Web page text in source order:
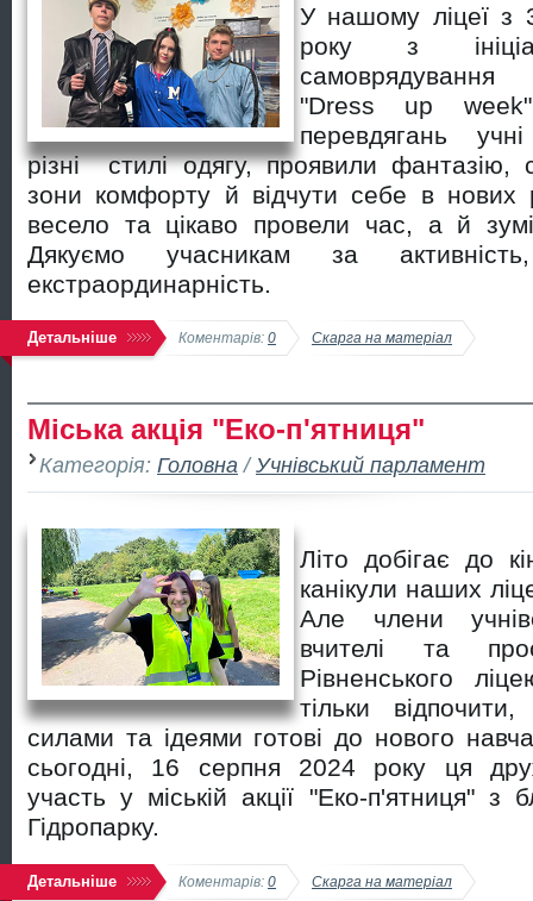
У нашому ліцеї з
року з
"Dress up
перевдягань
різні стилі одягу, проявили фантазію,
зони комфорту й відчути себе в нових
весело та цікаво провели час, а й
Дякуємо учасникам за
екстраординарність.
Детальніше Коментарів: 0 Скарга на матеріал
Міська акція "Еко-п'ятниця"
Категорія: Головна /Учнівський парламент
Літо добігає до
канікули наших
Але члени
вчителі та
Рівненського
тільки
силами та ідеями готові до нового
сьогодні, 16 серпня 2024 року ця
участь у міській акції "Еко-п'ятниця" з
Гідропарку.
Детальніше Коментарів: 0 Скарга на матеріал